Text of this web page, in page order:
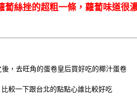
蔔絲挫的超粗一條，蘿蔔味道很
後，去旺角的蛋卷皇后買好吃的椰汁蛋卷
比較一下跟台北的點點心誰比較好吃